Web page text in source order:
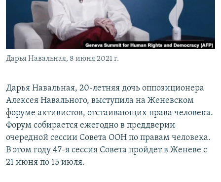
Дарья Навальная, 8 июня 2021 г.
Дарья Навальная, 20-летняя дочь оппозиционера
Алексея Навального, выступила на Женевском
форуме активистов, отстаивающих права человека.
Форум собирается ежегодно в преддверии
очередной сессии Совета ООН по правам человека.
В этом году 47-я сессия Совета пройдет в Женеве с
21 июня по 15 июля.